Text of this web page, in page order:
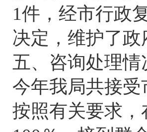
1件，经市行政
决定，维护了
五、咨询处理情
今年我局共接
按照有关要求